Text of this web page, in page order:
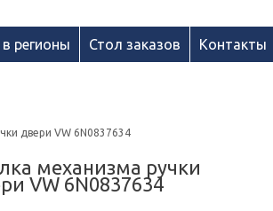
регионы Стол заказов Контакты
двери VW 6N0837634
механизма ручки
VW 6N0837634